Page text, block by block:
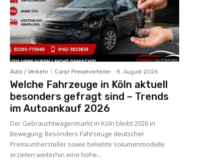
Auto / Verkehr Carpr Presseverteiler - 8. August 2026
Welche Fahrzeuge in Köln aktuell
besonders gefragt sind – Trends
im Autoankauf 2026
Der Gebrauchtwagenmarkt in Köln bleibt 2026 in
Bewegung. Besonders Fahrzeuge deutscher
Premiumhersteller sowie beliebte Volumenmodelle
erzielen weiterhin eine hohe...